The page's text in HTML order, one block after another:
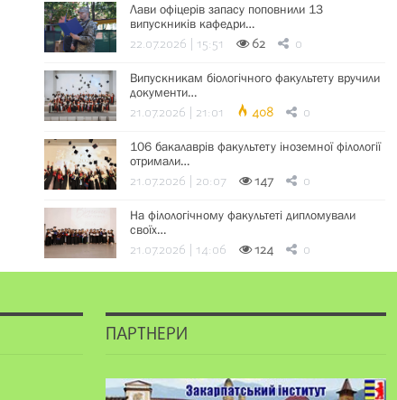
Лави офіцерів запасу поповнили 13
випускників кафедри…
22.07.2026 | 15:51 62 0
Випускникам біологічного факультету вручили
документи…
21.07.2026 | 21:01 408 0
106 бакалаврів факультету іноземної філології
отримали…
21.07.2026 | 20:07 147 0
На філологічному факультеті дипломували
своїх…
21.07.2026 | 14:06 124 0
ПАРТНЕРИ